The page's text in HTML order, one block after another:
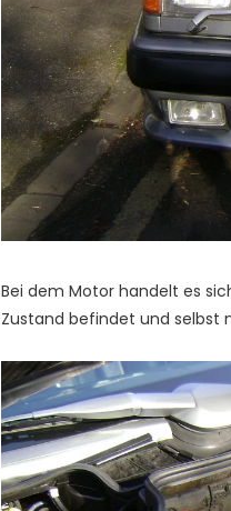
Bei dem Motor handelt es
Zustand befindet und